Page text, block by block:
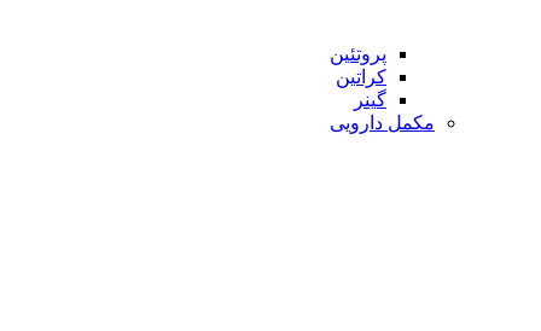
پروتئین
کراتین
گینر
مکمل دارویی